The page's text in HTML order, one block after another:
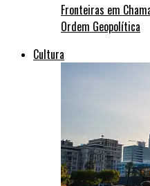
Fronteiras em
Ordem Geopolítica
Cultura